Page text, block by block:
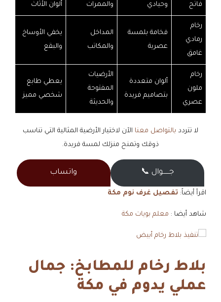
فاتح
وحيادي
والممرات
ألوان الأثاث
رخام
رمادي
غامق
فخامة بلمسة
عصرية
المداخل
والمكاتب
يخفي الأوساخ
والبقع
رخام
ملون
عصري
ألوان متعددة
بتصاميم فريدة
الأرضيات
المفتوحة
والحديثة
يعطي طابع
شخصي مميز
لا تتردد بالتواصل معنا الآن لاختيار الأرضية المثالية التي تناسب
ذوقك وتمنح منزلك لمسة فريدة.
جــــــوال 📞 واتساب
اقرأ أيضاً: تفصيل غرف نوم مكة
شاهد أيضا : معلم بويات مكة
بلاط رخام للمطابخ: جمال
عملي يدوم في مكة